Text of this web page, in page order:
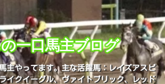
一口馬主ブログ
主やってます。主な活躍馬：レイズアスピ
イクイーグル、ヴァイトブリック、レッド